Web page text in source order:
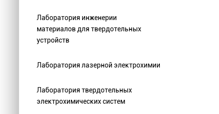
Лаборатория инженерии
материалов для твердотельных
устройств
Лаборатория лазерной электрохимии
Лаборатория твердотельных
электрохимических систем